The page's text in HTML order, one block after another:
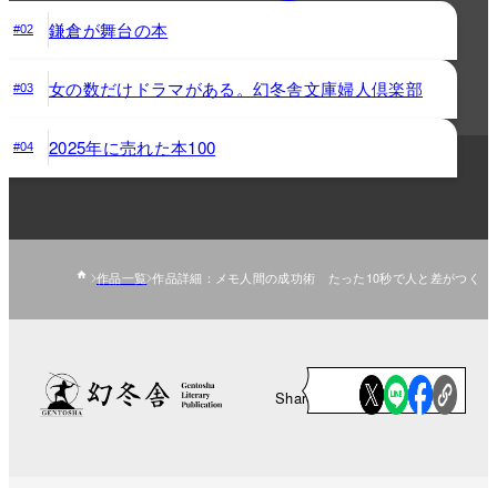
#02 鎌倉が舞台の本
#03 女の数だけドラマがある。幻冬舎文庫婦人倶楽部
#04 2025年に売れた本100
作品一覧 作品詳細：メモ人間の成功術 たった10秒で人と差がつく
Share